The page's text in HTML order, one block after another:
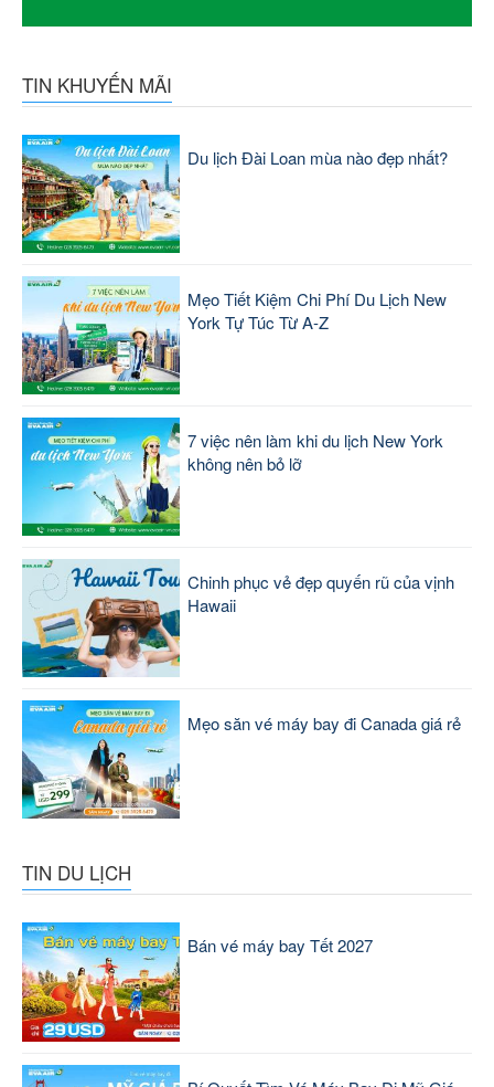
TIN KHUYẾN MÃI
Du lịch Đài Loan mùa nào đẹp nhất?
Mẹo Tiết Kiệm Chi Phí Du Lịch New
York Tự Túc Từ A-Z
7 việc nên làm khi du lịch New York
không nên bỏ lỡ
Chinh phục vẻ đẹp quyến rũ của vịnh
Hawaii
Mẹo săn vé máy bay đi Canada giá rẻ
TIN DU LỊCH
Bán vé máy bay Tết 2027